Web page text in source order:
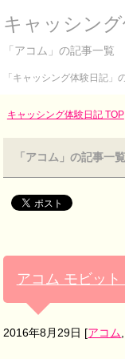
キャッシン
「アコム」の記事一覧
「キャッシング体験日記
キャッシング体験日記 TOP
「アコム」の記事一覧
アコム モビット
2016年8月29日 [アコム,